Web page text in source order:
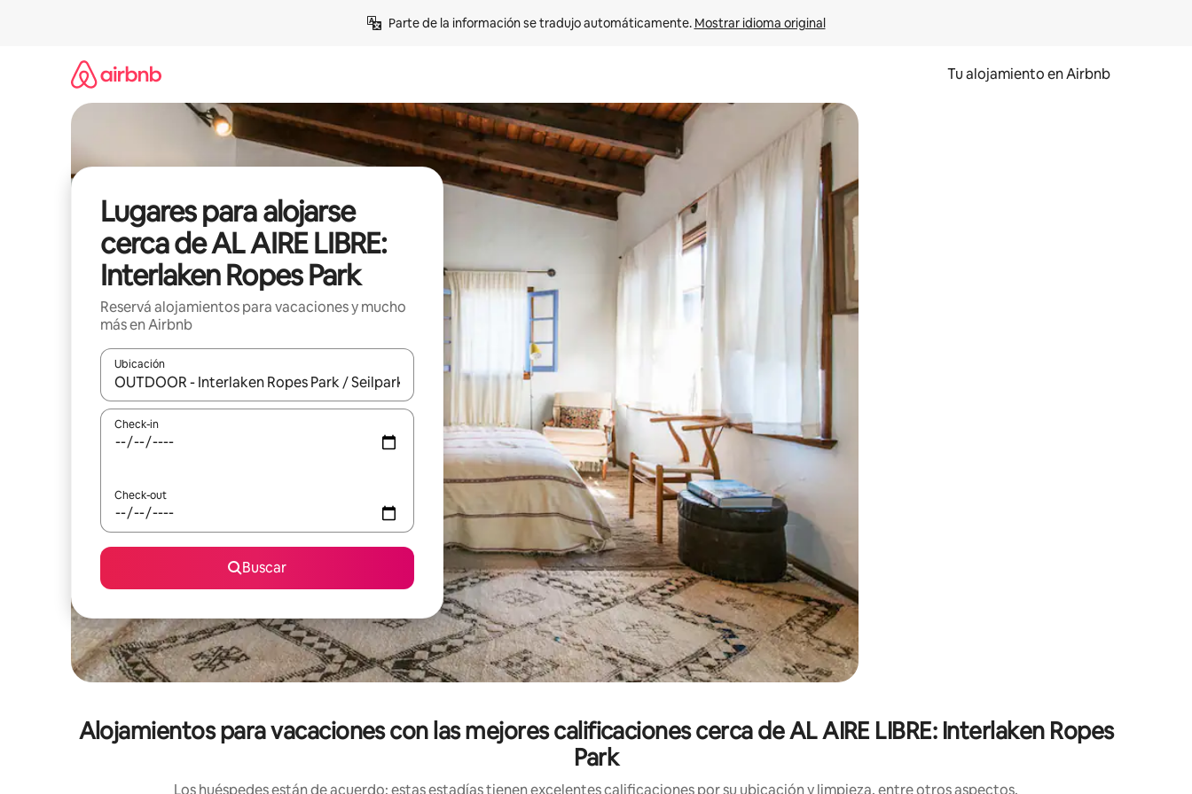
Parte de la información se tradujo automáticamente. Mostrar idioma original
Tu alojamiento en Airbnb
Lugares para alojarse
cerca de AL AIRE LIBRE:
Interlaken Ropes Park
Reservá alojamientos para vacaciones y mucho
más en Airbnb
Ubicación
Cuando los resultados estén disponibles, navegá con las teclas de flecha hacia arriba y hacia abajo o explorá deslizando el dedo.
Check-in
Check-out
Buscar
Alojamientos para vacaciones con las mejores calificaciones cerca de AL AIRE LIBRE: Interlaken Ropes
Park
Los huéspedes están de acuerdo: estas estadías tienen excelentes calificaciones por su ubicación y limpieza, entre otros aspectos.